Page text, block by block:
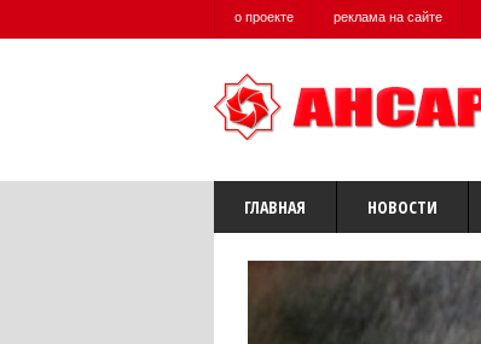
о проекте реклама на сайте
ГЛАВНАЯ НОВОСТИ